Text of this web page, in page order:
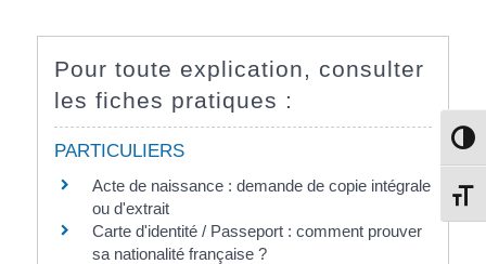
Pour toute explication, consulter
les fiches pratiques :
PARTICULIERS
Acte de naissance : demande de copie intégrale
ou d'extrait
Carte d'identité / Passeport : comment prouver
sa nationalité française ?